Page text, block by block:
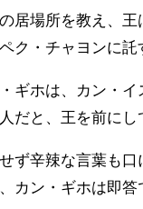
居場所を教え、
ク・チャヨンに託
ギホは、カン・
だと、王を前にし
ず辛辣な言葉も
カン・ギホは即